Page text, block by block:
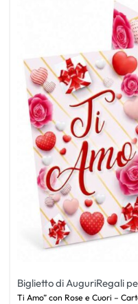
Biglietto di AuguriRegali
Ti Amo” con Rose e Cuori –